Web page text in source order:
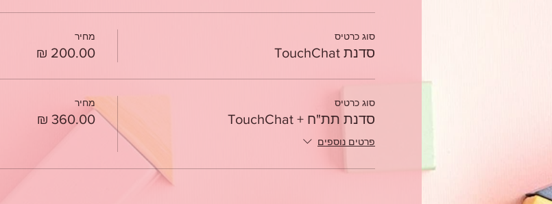
סוג כרטיס
סדנת TouchChat
מחיר
‏200.00 ‏₪
סוג כרטיס
סדנת תת"ח + TouchChat
פרטים נוספים
מחיר
‏360.00 ‏₪